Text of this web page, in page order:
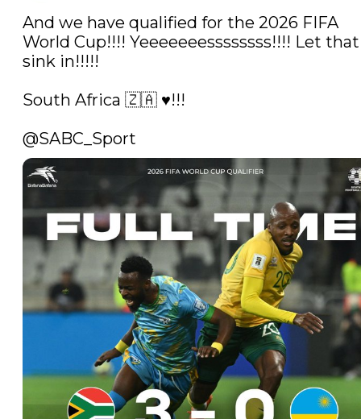
And we have qualified for the 2026 FIFA
World Cup!!!! Yeeeeeeessssssss!!!! Let that
sink in!!!!!
South Africa 🇿🇦 ♥️!!!
@SABC_Sport